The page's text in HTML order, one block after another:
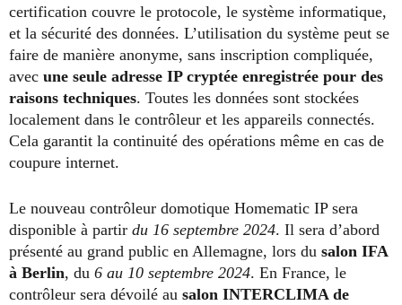
certification couvre le protocole, le système informatique,
et la sécurité des données. L’utilisation du système peut se
faire de manière anonyme, sans inscription compliquée,
avec une seule adresse IP cryptée enregistrée pour des
raisons techniques. Toutes les données sont stockées
localement dans le contrôleur et les appareils connectés.
Cela garantit la continuité des opérations même en cas de
coupure internet.
Le nouveau contrôleur domotique Homematic IP sera
disponible à partir du 16 septembre 2024. Il sera d’abord
présenté au grand public en Allemagne, lors du salon IFA
à Berlin, du 6 au 10 septembre 2024. En France, le
contrôleur sera dévoilé au salon INTERCLIMA de